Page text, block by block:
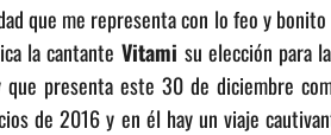
que me representa con lo feo y
la cantante Vitami su elección para
que presenta este 30 de diciembre
de 2016 y en él hay un viaje